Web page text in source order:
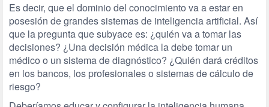
Es decir, que el dominio del conocimiento va a estar en
posesión de grandes sistemas de inteligencia artificial. Así
que la pregunta que subyace es: ¿quién va a tomar las
decisiones? ¿Una decisión médica la debe tomar un
médico o un sistema de diagnóstico? ¿Quién dará créditos
en los bancos, los profesionales o sistemas de cálculo de
riesgo?